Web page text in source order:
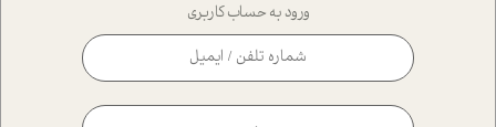
ورود به حساب کاربری